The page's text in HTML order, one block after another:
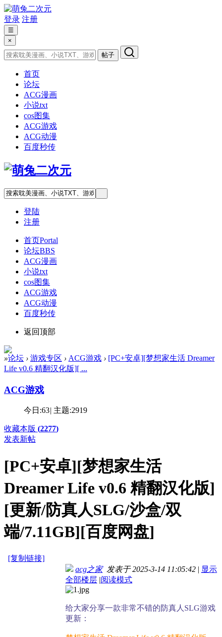
登录 注册
☰
×
帖子
首页
论坛
ACG漫画
小说txt
cos图集
ACG游戏
ACG动漫
百度秒传
登陆
注册
首页Portal
论坛BBS
ACG漫画
小说txt
cos图集
ACG游戏
ACG动漫
百度秒传
返回顶部
»论坛 › 游戏专区 › ACG游戏 › [PC+安卓][梦想家生活 Dreamer
Life v0.6 精翻汉化版][ ...
ACG游戏
今日:63| 主题:2919
收藏本版 (2277)
发表新帖
[PC+安卓][梦想家生活
Dreamer Life v0.6 精翻汉化版]
[更新/防真人SLG/沙盒/双
端/7.11GB][百度网盘]
[复制链接]
acg之家发表于 2025-3-14 11:05:42 | 显示
全部楼层 |阅读模式
给大家分享一款非常不错的防真人SLG游戏
更新：